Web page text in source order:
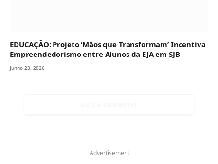
EDUCAÇÃO: Projeto ‘Mãos que Transformam’ Incentiva
Empreendedorismo entre Alunos da EJA em SJB
junho 23, 2026
Advertisement